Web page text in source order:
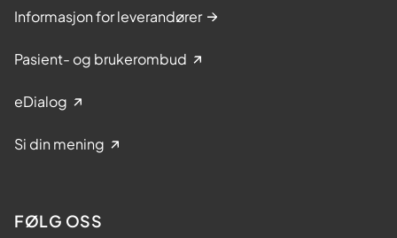
Informasjon for leverandører
Pasient- og brukerombud
eDialog
Si din mening
FØLG OSS